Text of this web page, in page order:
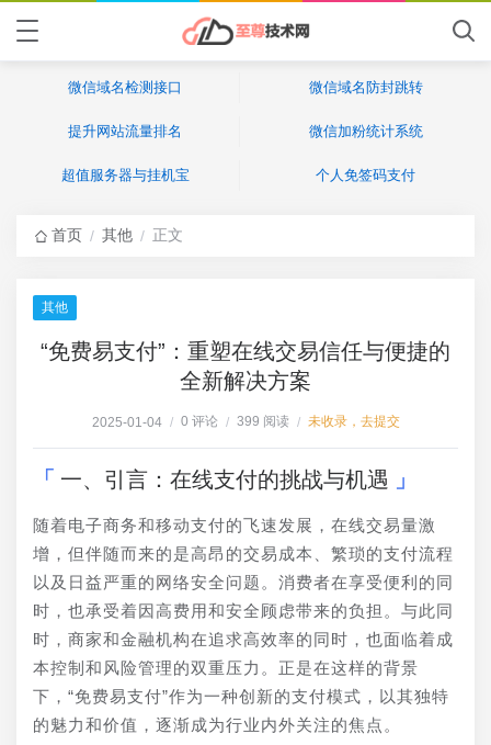
微信域名检测接口 微信域名防封跳转
提升网站流量排名 微信加粉统计系统
超值服务器与挂机宝 个人免签码支付
首页 / 其他 / 正文
其他
“免费易支付”：重塑在线交易信任与便捷的
全新解决方案
2025-01-04 / 0 评论 / 399 阅读 / 未收录，去提交
一、引言：在线支付的挑战与机遇
随着电子商务和移动支付的飞速发展，在线交易量激
增，但伴随而来的是高昂的交易成本、繁琐的支付流程
以及日益严重的网络安全问题。消费者在享受便利的同
时，也承受着因高费用和安全顾虑带来的负担。与此同
时，商家和金融机构在追求高效率的同时，也面临着成
本控制和风险管理的双重压力。正是在这样的背景
下，“免费易支付”作为一种创新的支付模式，以其独特
的魅力和价值，逐渐成为行业内外关注的焦点。